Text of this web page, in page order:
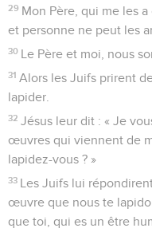
29 Mon Père, qui me les
et personne ne peut les
30 Le Père et moi, nous
31 Alors les Juifs prirent
lapider.
32 Jésus leur dit : « Je
œuvres qui viennent de
lapidez-vous ? »
33 Les Juifs lui
œuvre que nous te
que toi, qui es un être